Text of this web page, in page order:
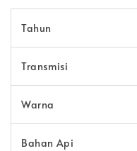
Tahun
Transmisi
Warna
Bahan Api